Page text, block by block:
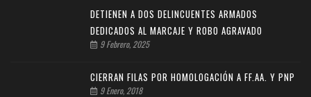
DETIENEN A DOS DELINCUENTES ARMADOS
DEDICADOS AL MARCAJE Y ROBO AGRAVADO
9 Febrero, 2025
CIERRAN FILAS POR HOMOLOGACIÓN A FF.AA. Y PNP
9 Enero, 2018